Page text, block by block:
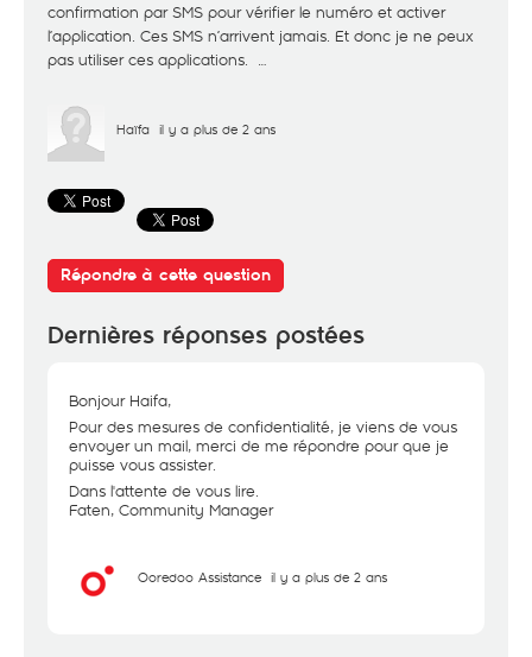
confirmation par SMS pour vérifier le numéro et activer
l’application. Ces SMS n’arrivent jamais. Et donc je ne peux
pas utiliser ces applications. …
Haïfa il y a plus de 2 ans
Répondre à cette question
Dernières réponses postées
Bonjour Haifa,
Pour des mesures de confidentialité, je viens de vous
envoyer un mail, merci de me répondre pour que je
puisse vous assister.
Dans l'attente de vous lire.
Faten, Community Manager
Ooredoo Assistance il y a plus de 2 ans